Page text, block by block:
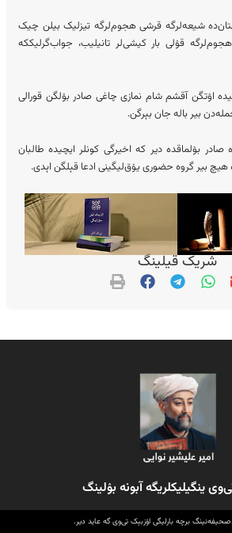
شیعه‌لرگه قرشی هجوم‌لرگه تیزلیک بیلن چیک
قۉلی بار کیشی‌لر تانیلیب، جواب‌گرلیککه
اۉتگن آقشم شام نمازی چاغی صادر بۉلگن قورالی
بۉلماقده دیر که اخیرگی کونلر ایچیده طالبان
هیچ بیر گروه حضوری یۉق‌لیگینی ادعا قېلگن اېدی.
شریک قیلینگ
ینگیلیکلریگه آبونه بۉلینگ
برچه بارلیگی اۉزبېک تی‌وی گه عاید دیر.